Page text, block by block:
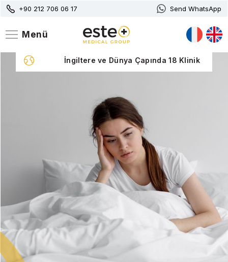
Send WhatsApp
+90 212 706 06 17
Menü
İngiltere ve Dünya Çapında 18 Klinik